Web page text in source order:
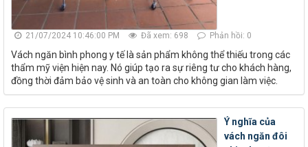
21/07/2024 10:46:00 PM Đã xem: 698 Phản hồi: 0
Vách ngăn bình phong y tế là sản phẩm không thể thiếu trong các
thẩm mỹ viện hiện nay. Nó giúp tạo ra sự riêng tư cho khách hàng,
đồng thời đảm bảo vệ sinh và an toàn cho không gian làm việc.
Ý nghĩa của
vách ngăn đôi